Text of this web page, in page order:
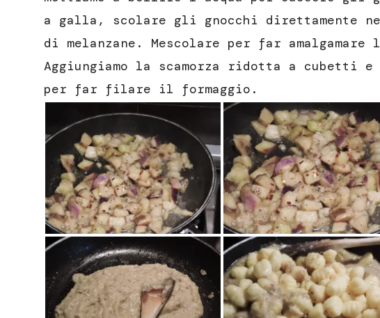
a galla, scolare gli gnocchi direttamente
di melanzane. Mescolare per far
Aggiungiamo la scamorza ridotta a cubetti e
per far filare il formaggio.